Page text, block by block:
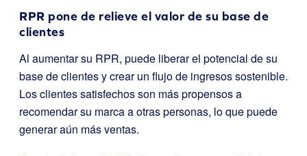
RPR pone de relieve el valor de su base de
clientes
Al aumentar su RPR, puede liberar el potencial de su
base de clientes y crear un flujo de ingresos sostenible.
Los clientes satisfechos son más propensos a
recomendar su marca a otras personas, lo que puede
generar aún más ventas.